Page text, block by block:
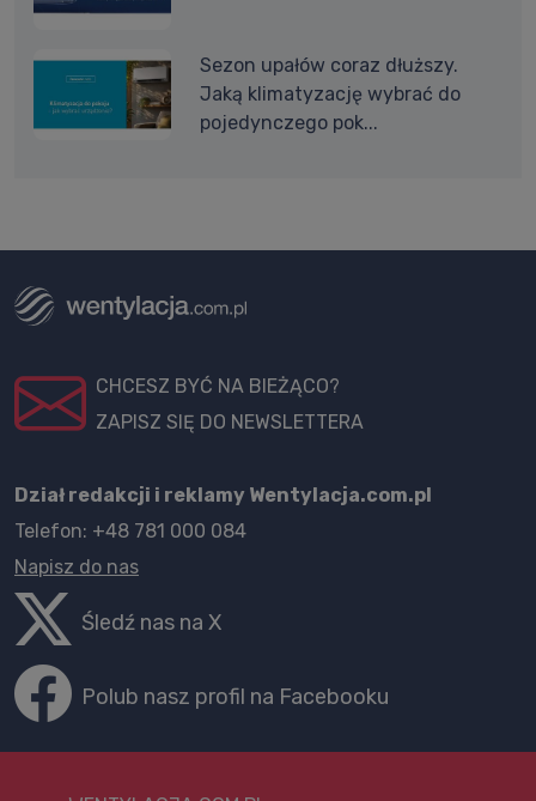
Sezon upałów coraz dłuższy.
Jaką klimatyzację wybrać do
pojedynczego pok...
CHCESZ BYĆ NA BIEŻĄCO?
ZAPISZ SIĘ DO NEWSLETTERA
Dział redakcji i reklamy Wentylacja.com.pl
Telefon: +48 781 000 084
Napisz do nas
Śledź nas na X
Polub nasz profil na Facebooku